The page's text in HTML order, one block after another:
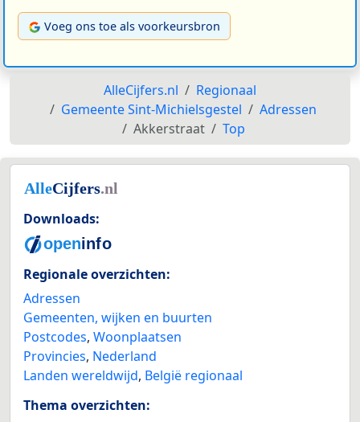
Voeg ons toe als voorkeursbron
AlleCijfers.nl
Regionaal
Gemeente Sint-Michielsgestel
Adressen
Akkerstraat
Top
Downloads:
Regionale overzichten:
Adressen
Gemeenten, wijken en buurten
Postcodes, Woonplaatsen
Provincies, Nederland
Landen wereldwijd, België regionaal
Thema overzichten: